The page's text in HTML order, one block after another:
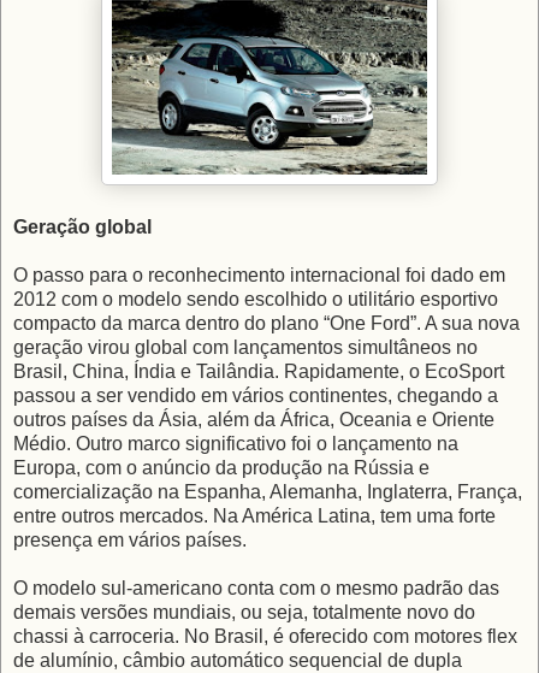
Geração global
O passo para o reconhecimento internacional foi dado em
2012 com o modelo sendo escolhido o utilitário esportivo
compacto da marca dentro do plano “One Ford”. A sua nova
geração virou global com lançamentos simultâneos no
Brasil, China, Índia e Tailândia. Rapidamente, o EcoSport
passou a ser vendido em vários continentes, chegando a
outros países da Ásia, além da África, Oceania e Oriente
Médio. Outro marco significativo foi o lançamento na
Europa, com o anúncio da produção na Rússia e
comercialização na Espanha, Alemanha, Inglaterra, França,
entre outros mercados. Na América Latina, tem uma forte
presença em vários países.
O modelo sul-americano conta com o mesmo padrão das
demais versões mundiais, ou seja, totalmente novo do
chassi à carroceria. No Brasil, é oferecido com motores flex
de alumínio, câmbio automático sequencial de dupla